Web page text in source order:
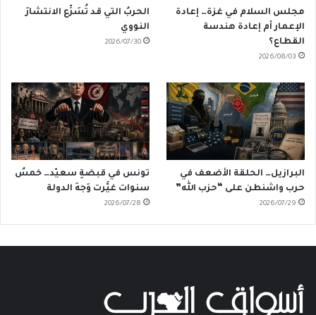
مجلس السلام في غزة… إعادة
الإعمار أم إعادة هندسة
القطاع؟
2026/08/03
الحربُ التي قد تُسَرِّع الانتشارَ
النووي
2026/07/30
البرازيل… الحلقة الأضعف في
حرب واشنطن على “حزب الله”
2026/07/29
تونس في قبضةِ سعيّد… خمسُ
سنوات غيَّرت وَجهَ الدولة
2026/07/28